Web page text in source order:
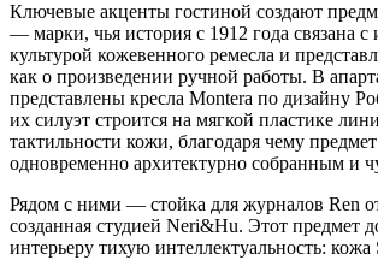
Ключевые акценты гостиной создают
— марки, чья история с 1912 года связана с
культурой кожевенного ремесла и
как о произведении ручной работы. В
представлены кресла Montera по дизайну
их силуэт строится на мягкой пластике
тактильности кожи, благодаря чему
одновременно архитектурно собранным и
Рядом с ними — стойка для журналов Ren
созданная студией Neri&Hu. Этот предмет
интерьеру тихую интеллектуальность: кожа